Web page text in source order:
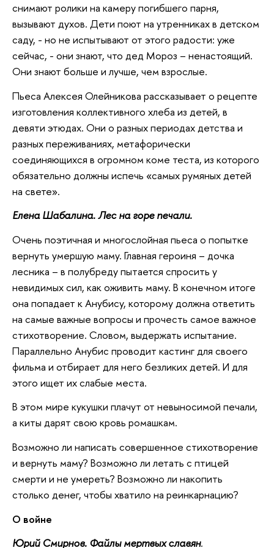
снимают ролики на камеру погибшего парня,
вызывают духов. Дети поют на утренниках в детском
саду, - но не испытывают от этого радости: уже
сейчас, - они знают, что дед Мороз – ненастоящий.
Они знают больше и лучше, чем взрослые.
Пьеса Алексея Олейникова рассказывает о рецепте
изготовления коллективного хлеба из детей, в
девяти этюдах. Они о разных периодах детства и
разных переживаниях, метафорически
соединяющихся в огромном коме теста, из которого
обязательно должны испечь «самых румяных детей
на свете».
Елена Шабалина. Лес на горе печали.
Очень поэтичная и многослойная пьеса о попытке
вернуть умершую маму. Главная героиня – дочка
лесника – в полубреду пытается спросить у
невидимых сил, как оживить маму. В конечном итоге
она попадает к Анубису, которому должна ответить
на самые важные вопросы и прочесть самое важное
стихотворение. Словом, выдержать испытание.
Параллельно Анубис проводит кастинг для своего
фильма и отбирает для него безликих детей. И для
этого ищет их слабые места.
В этом мире кукушки плачут от невыносимой печали,
а киты дарят свою кровь ромашкам.
Возможно ли написать совершенное стихотворение
и вернуть маму? Возможно ли летать с птицей
смерти и не умереть? Возможно ли накопить
столько денег, чтобы хватило на реинкарнацию?
О войне
Юрий Смирнов. Файлы мертвых славян.